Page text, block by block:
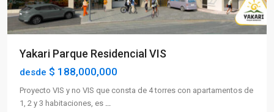
Yakari Parque Residencial VIS
desde $ 188,000,000
Proyecto VIS y no VIS que consta de 4 torres con apartamentos de
1, 2 y 3 habitaciones, es